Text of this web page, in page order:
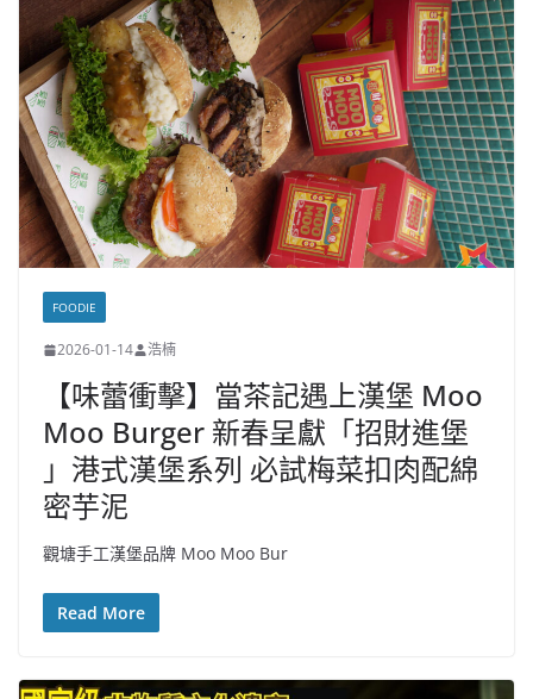
FOODIE
2026-01-14 浩楠
【味蕾衝擊】當茶記遇上漢堡 Moo
Moo Burger 新春呈獻「招財進堡
」港式漢堡系列 必試梅菜扣肉配綿
密芋泥
觀塘手工漢堡品牌 Moo Moo Bur
Read More